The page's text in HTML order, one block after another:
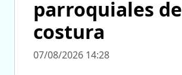
parroquiales de
costura
07/08/2026 14:28